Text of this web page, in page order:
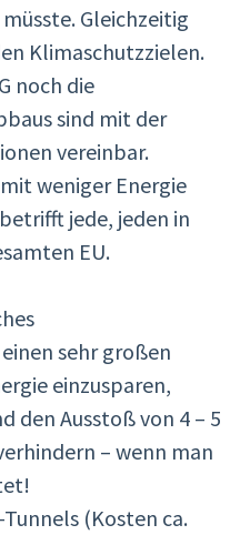
Gleichzeitig
Klimaschutzzielen.
noch die
sind mit der
vereinbar.
weniger Energie
jede, jeden in
EU.
sehr großen
einzusparen,
den Ausstoß von 4 – 5
– wenn man
(Kosten ca.